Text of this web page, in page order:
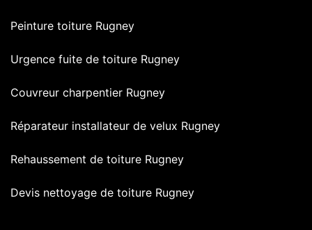
Peinture toiture Rugney
Urgence fuite de toiture Rugney
Couvreur charpentier Rugney
Réparateur installateur de velux Rugney
Rehaussement de toiture Rugney
Devis nettoyage de toiture Rugney